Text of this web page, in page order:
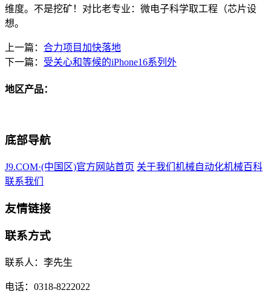
维度。不是挖矿！对比老专业：微电子科学取工程（芯片设
想。
上一篇： 合力项目加快落地
下一篇： 受关心和等候的iPhone16系列外
地区产品：
底部导航
J9.COM·(中国区)官方网站首页 关于我们 机械自动化机械百科
联系我们
友情链接
联系方式
联系人：李先生
电话：0318-8222022